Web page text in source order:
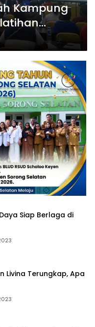
Kampung
Siap Berlaga di
Livina Terungkap, Apa